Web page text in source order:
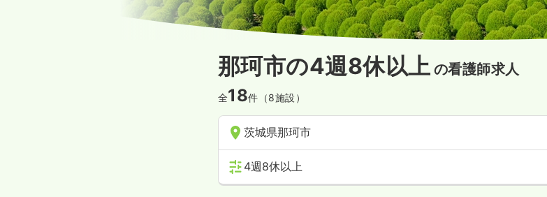
那珂市の4週8休以上 の看護師求人
全18件（8施設）
茨城県那珂市
4週8休以上